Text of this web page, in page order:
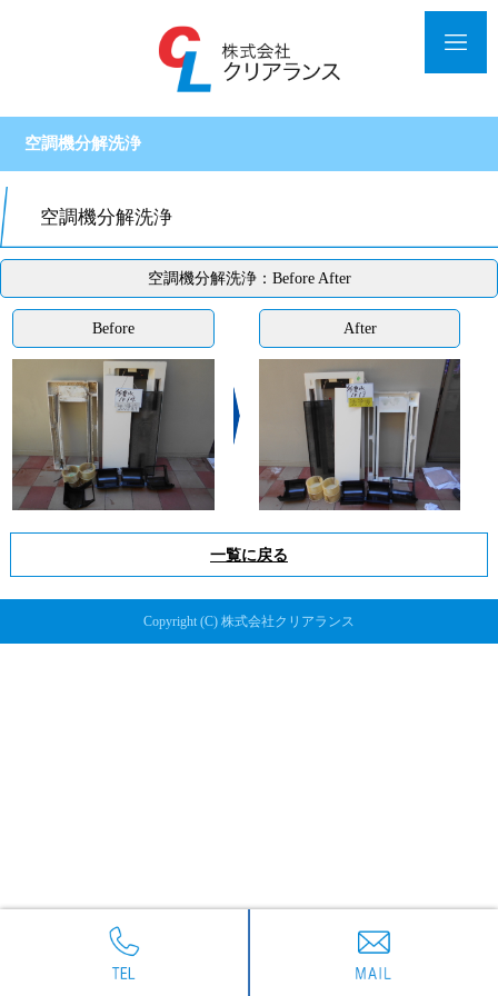
空調機分解洗浄
空調機分解洗浄
空調機分解洗浄：Before After
Before After
一覧に戻る
Copyright (C) 株式会社クリアランス